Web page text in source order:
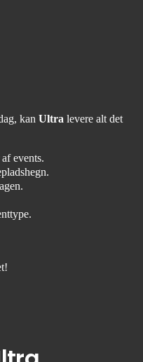
kan Ultra levere alt det
events.